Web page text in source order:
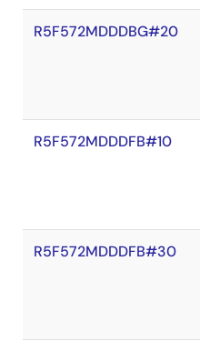
R5F572MDDDBG#20
R5F572MDDDFB#10
R5F572MDDDFB#30